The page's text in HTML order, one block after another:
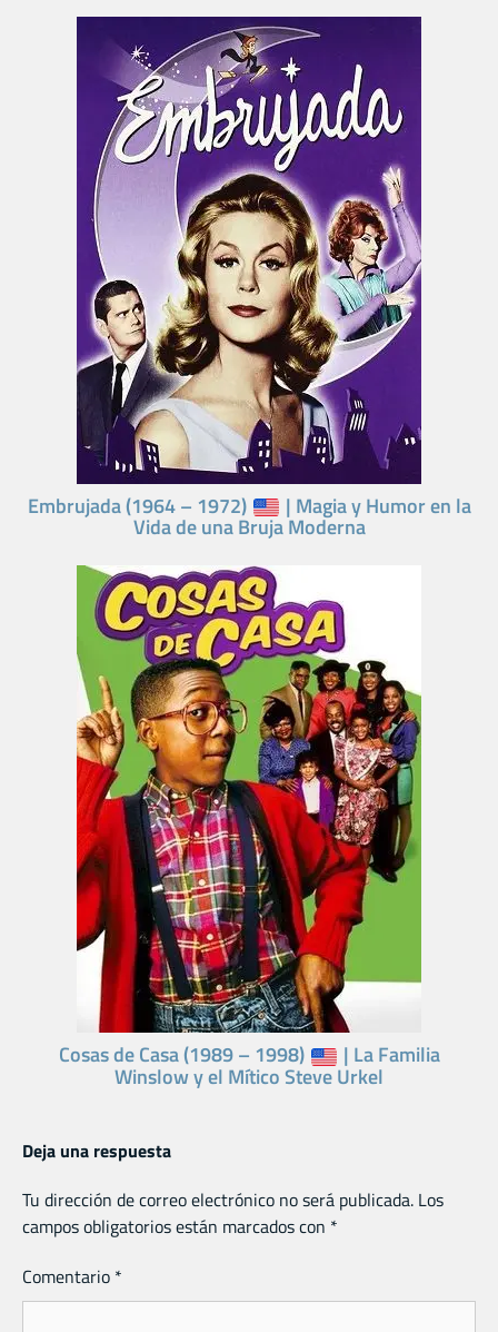
Embrujada (1964 – 1972) | Magia y Humor en la
Vida de una Bruja Moderna
Cosas de Casa (1989 – 1998) | La Familia
Winslow y el Mítico Steve Urkel
Deja una respuesta
Tu dirección de correo electrónico no será publicada. Los
campos obligatorios están marcados con *
Comentario *